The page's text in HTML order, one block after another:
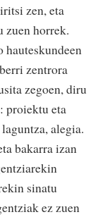
zen, eta
zuen horrek.
hauteskundeen
zentrora
zegoen, diru
proiektu eta
alegia.
bakarra izan
sinatu
ez zuen